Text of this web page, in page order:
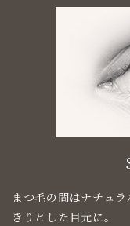
まつ毛の間はナチュ
きりとした目元に。